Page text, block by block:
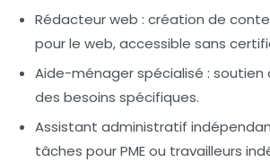
Rédacteur web : création de
pour le web, accessible sans
Aide-ménager spécialisé : soutien
des besoins spécifiques.
Assistant administratif
tâches pour PME ou travailleurs